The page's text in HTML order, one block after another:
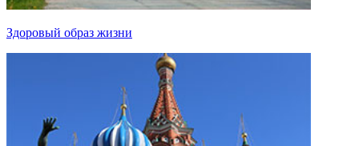
Здоровый образ жизни